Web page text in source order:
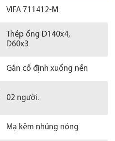
VIFA 711412-M
Thép ống D140x4,
D60x3
Gắn cố định xuống nền
02 người.
Mạ kẽm nhúng nóng